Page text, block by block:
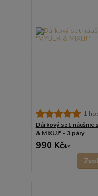
1
Dárkový set náušnic
& MIXUJ" - 3 páry
990 Kč/ks